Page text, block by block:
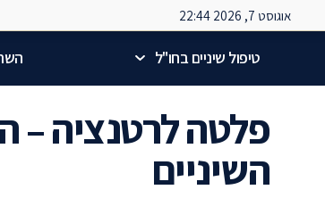
אוגוסט 7, 2026 22:44
טיפול שיניים בחו"ל
פלטה לרטנציה –
השיניים